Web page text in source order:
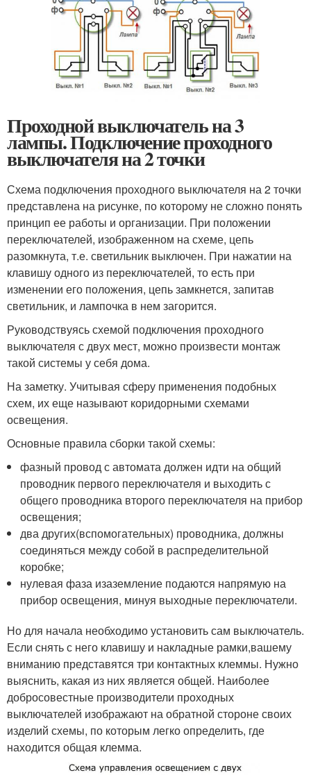
Проходной выключатель на 3
лампы. Подключение проходного
выключателя на 2 точки
Схема подключения проходного выключателя на 2 точки
представлена на рисунке, по которому не сложно понять
принцип ее работы и организации. При положении
переключателей, изображенном на схеме, цепь
разомкнута, т.е. светильник выключен. При нажатии на
клавишу одного из переключателей, то есть при
изменении его положения, цепь замкнется, запитав
светильник, и лампочка в нем загорится.
Руководствуясь схемой подключения проходного
выключателя с двух мест, можно произвести монтаж
такой системы у себя дома.
На заметку. Учитывая сферу применения подобных
схем, их еще называют коридорными схемами
освещения.
Основные правила сборки такой схемы:
фазный провод с автомата должен идти на общий
проводник первого переключателя и выходить с
общего проводника второго переключателя на прибор
освещения;
два других(вспомогательных) проводника, должны
соединяться между собой в распределительной
коробке;
нулевая фаза изаземление подаются напрямую на
прибор освещения, минуя выходные переключатели.
Но для начала необходимо установить сам выключатель.
Если снять с него клавишу и накладные рамки,вашему
вниманию представятся три контактных клеммы. Нужно
выяснить, какая из них является общей. Наиболее
добросовестные производители проходных
выключателей изображают на обратной стороне своих
изделий схемы, по которым легко определить, где
находится общая клемма.